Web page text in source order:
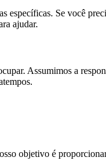
específicas. Se você
ajudar.
Assumimos a
objetivo é